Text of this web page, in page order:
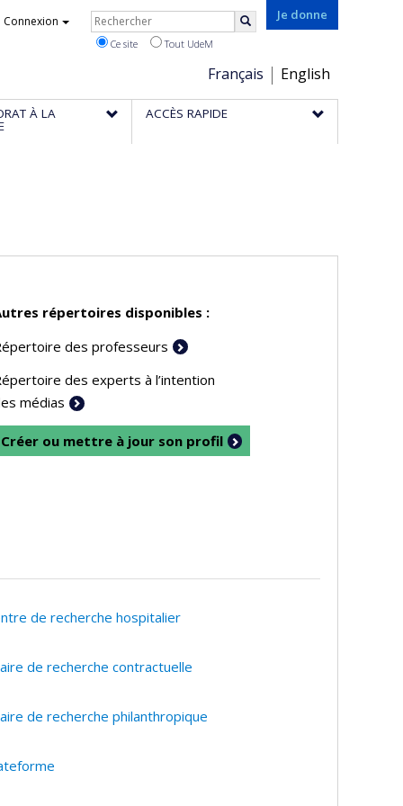
Je donne
Choix
de
la
Français English
Connexion Rechercher
Ce site Tout UdeM
À LA ACCÈS RAPIDE
répertoires disponibles :
des professeurs
des experts à l’intention
médias
Créer ou mettre à jour son profil
de recherche hospitalier
de recherche contractuelle
de recherche philanthropique